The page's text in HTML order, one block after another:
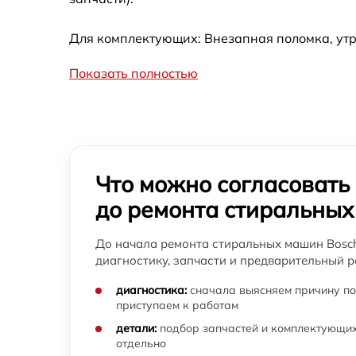
Замена прессостата стиральной машины
Ремонт или замена дозатора моющих
средств стиральной машины Bosch
Замена шкива барабана стиральной
машины Bosch
Ремонт или замена патрубка стиральной
Замена жгута электропроводки стиральной
машины Bosch
Для комплектующих: Внезапная поломка,
Показать полностью
Что можно согласовать
до ремонта
До начала ремонта стиральных машин
диагностику, запчасти и предварительный
диагностика: сначала выясняем причину
приступаем к работам
детали: подбор запчастей и
отдельно